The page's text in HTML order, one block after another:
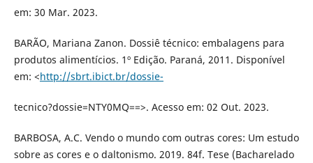
em: 30 Mar. 2023.
BARÃO, Mariana Zanon. Dossiê técnico: embalagens para
produtos alimentícios. 1º Edição. Paraná, 2011. Disponível
em: <http://sbrt.ibict.br/dossie-
tecnico?dossie=NTY0MQ==>. Acesso em: 02 Out. 2023.
BARBOSA, A.C. Vendo o mundo com outras cores: Um estudo
sobre as cores e o daltonismo. 2019. 84f. Tese (Bacharelado